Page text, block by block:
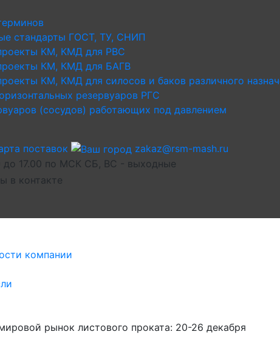
стандарты ГОСТ, ТУ, СНИП
КМ, КМД для РВС
КМ, КМД для БАГВ
КМ, КМД для силосов и баков различного
резервуаров РГС
(сосудов) работающих под давлением
поставок
zakaz@rsm-mash.ru
17.00 по МСК СБ, ВС - выходные
компании
рынок листового проката: 20-26 декабря